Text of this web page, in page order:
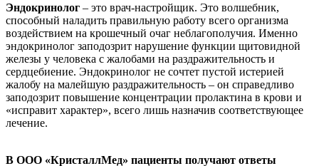
Эндокринолог – это врач-настройщик. Это волшебник,
способный наладить правильную работу всего организма
воздействием на крошечный очаг неблагополучия. Именно
эндокринолог заподозрит нарушение функции щитовидной
железы у человека с жалобами на раздражительность и
сердцебиение. Эндокринолог не сочтет пустой истерией
жалобу на малейшую раздражительность – он справедливо
заподозрит повышение концентрации пролактина в крови и
«исправит характер», всего лишь назначив соответствующее
лечение.
В ООО «КристаллМед» пациенты получают ответы